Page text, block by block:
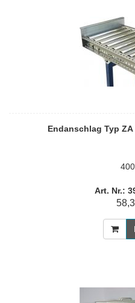
Endanschlag Typ
Art. Nr.: